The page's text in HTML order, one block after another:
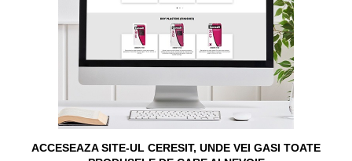
ACCESEAZA SITE-UL CERESIT, UNDE VEI GASI TOATE